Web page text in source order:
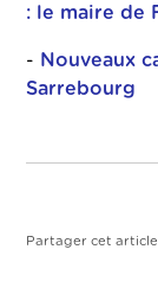
: le maire de
- Nouveaux
Sarrebourg
Partager cet article